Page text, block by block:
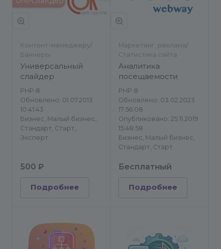
Контент-менеджеру/
Баннеры
Универсальный
слайдер
PHP 8
Обновлено: 01.07.2013
10:41:43
Бизнес, Малый бизнес,
Стандарт, Старт,
Эксперт
500 ₽
Подробнее
Маркетинг, реклама/
Статистика сайта
Аналитика
посещаемости
PHP 8
Обновлено: 03.02.2023
17:56:08
Опубликовано: 25.11.2019
15:48:58
Бизнес, Малый бизнес,
Стандарт, Старт
Бесплатный
Подробнее